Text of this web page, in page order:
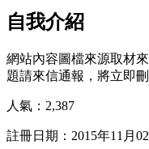
自我介紹
網站內容圖檔來源取材
題請來信通報，將立即
人氣： 2,387
註冊日期： 2015年11月